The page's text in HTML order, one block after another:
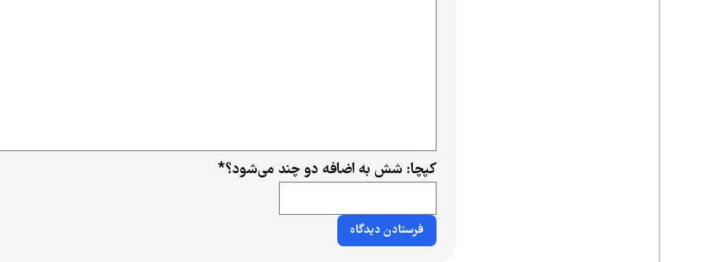
کپچا: شش به اضافه دو چند می‌شود؟*